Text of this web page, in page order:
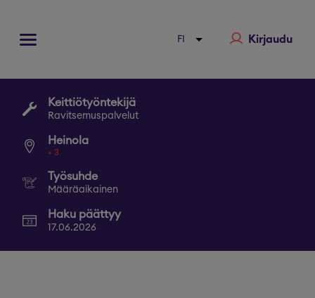
Kirjaudu
Keittiötyöntekijä
Ravitsemuspalvelut
Heinola
+ 3
Työsuhde
Määräaikainen
Haku päättyy
17.06.2026